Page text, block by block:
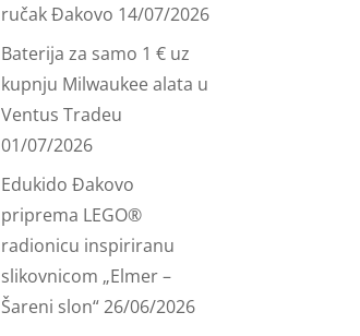
ručak Đakovo 14/07/2026
Baterija za samo 1 € uz
kupnju Milwaukee alata u
Ventus Tradeu
01/07/2026
Edukido Đakovo
priprema LEGO®
radionicu inspiriranu
slikovnicom „Elmer –
Šareni slon“26/06/2026